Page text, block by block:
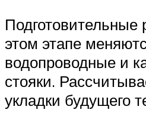
Подготовительные
этом этапе
водопроводные и
стояки.
укладки будущего